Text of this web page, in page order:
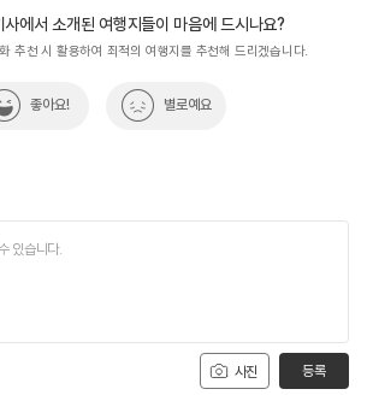
사에서 소개된 여행지들이 마음에 드시나요?
추천 시 활용하여 최적의 여행지를 추천해 드리겠습니다.
좋아요! 별로예요
사진 등록